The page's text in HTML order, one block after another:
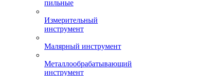
пильные
Измерительный
инструмент
Малярный инструмент
Металлообрабатывающий
инструмент